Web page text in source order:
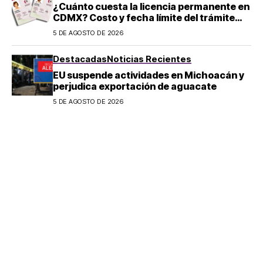
¿Cuánto cuesta la licencia permanente en
CDMX? Costo y fecha límite del trámite
2026
5 DE AGOSTO DE 2026
DestacadasNoticias Recientes
EU suspende actividades en Michoacán y
perjudica exportación de aguacate
5 DE AGOSTO DE 2026